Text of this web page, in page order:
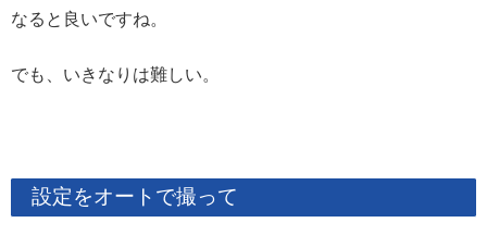
なると良いですね。
でも、いきなりは難しい。
設定をオートで撮って